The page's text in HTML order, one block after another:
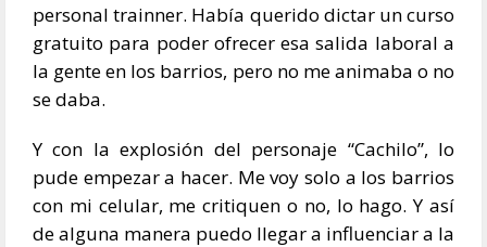
personal trainner. Había querido dictar un curso
gratuito para poder ofrecer esa salida laboral a
la gente en los barrios, pero no me animaba o no
se daba.
Y con la explosión del personaje “Cachilo”, lo
pude empezar a hacer. Me voy solo a los barrios
con mi celular, me critiquen o no, lo hago. Y así
de alguna manera puedo llegar a influenciar a la